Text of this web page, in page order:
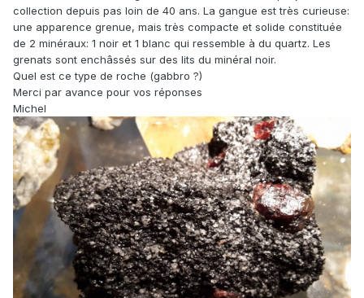
collection depuis pas loin de 40 ans. La gangue est très curieuse:
une apparence grenue, mais très compacte et solide constituée
de 2 minéraux: 1 noir et 1 blanc qui ressemble à du quartz. Les
grenats sont enchâssés sur des lits du minéral noir.
Quel est ce type de roche (gabbro ?)
Merci par avance pour vos réponses
Michel